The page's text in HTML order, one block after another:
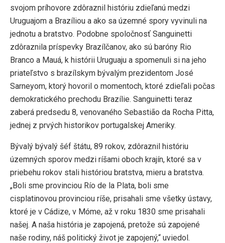
svojom príhovore zdôraznil históriu zdieľanú medzi
Uruguajom a Brazíliou a ako sa územné spory vyvinuli na
jednotu a bratstvo. Podobne spoločnosť Sanguinetti
zdôraznila príspevky Brazílčanov, ako sú baróny Rio
Branco a Mauá, k histórii Uruguaju a spomenuli si na jeho
priateľstvo s brazílskym bývalým prezidentom José
Sarneyom, ktorý hovoril o momentoch, ktoré zdieľali počas
demokratického prechodu Brazílie. Sanguinetti teraz
zaberá predsedu 8, venovaného Sebastião da Rocha Pitta,
jednej z prvých historikov portugalskej Ameriky.
Bývalý bývalý šéf štátu, 89 rokov, zdôraznil históriu
územných sporov medzi ríšami oboch krajín, ktoré sa v
priebehu rokov stali históriou bratstva, mieru a bratstva.
„Boli sme provinciou Río de la Plata, boli sme
cisplatinovou provinciou ríše, prisahali sme všetky ústavy,
ktoré je v Cádize, v Móme, až v roku 1830 sme prisahali
našej. A naša história je zapojená, pretože sú zapojené
naše rodiny, náš politický život je zapojený,“ uviedol.